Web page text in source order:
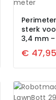
sterk
3,4 mm
€ 47,95